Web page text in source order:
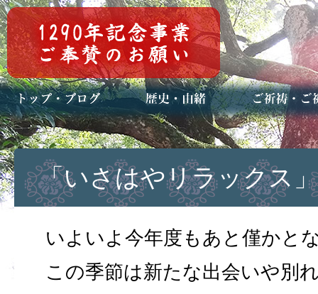
トップページ
ブログ(日々八百万)
お知らせ一覧 歴史・ご祭神
年中行事
メディア掲載 ご祈祷・ご祈
安産祈願
初宮参り
七五三詣
長寿のお祝い
神前結婚式
厄祓い・方位
車のお祓い
地鎮祭
神葬祭（神式
「いさはやリラックス
いよいよ今年度もあと僅かと
この季節は新たな出会いや別